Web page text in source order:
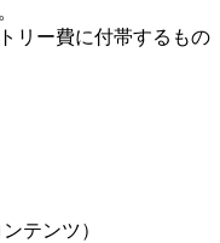
リー費に付帯するもの
テンツ）